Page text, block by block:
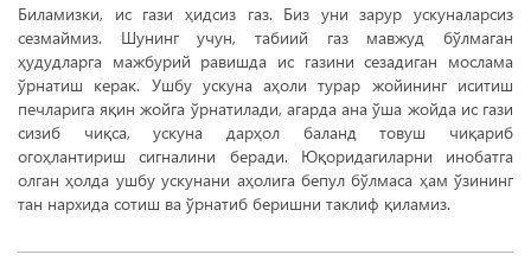
Биламизки, ис гази ҳидсиз газ. Биз уни зарур ускуналарсиз
сезмаймиз. Шунинг учун, табиий газ мавжуд бўлмаган
ҳудудларга мажбурий равишда ис газини сезадиган мослама
ўрнатиш керак. Ушбу ускуна аҳоли турар жойининг иситиш
печларига яқин жойга ўрнатилади, агарда ана ўша жойда ис гази
сизиб чиқса, ускуна дарҳол баланд товуш чиқариб
огоҳлантириш сигналини беради. Юқоридагиларни инобатга
олган ҳолда ушбу ускунани аҳолига бепул бўлмаса ҳам ўзининг
тан нархида сотиш ва ўрнатиб беришни таклиф қиламиз.